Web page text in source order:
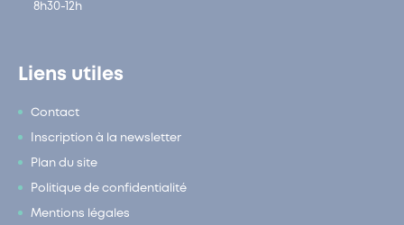
8h30-12h
Liens utiles
Contact
Inscription à la newsletter
Plan du site
Politique de confidentialité
Mentions légales